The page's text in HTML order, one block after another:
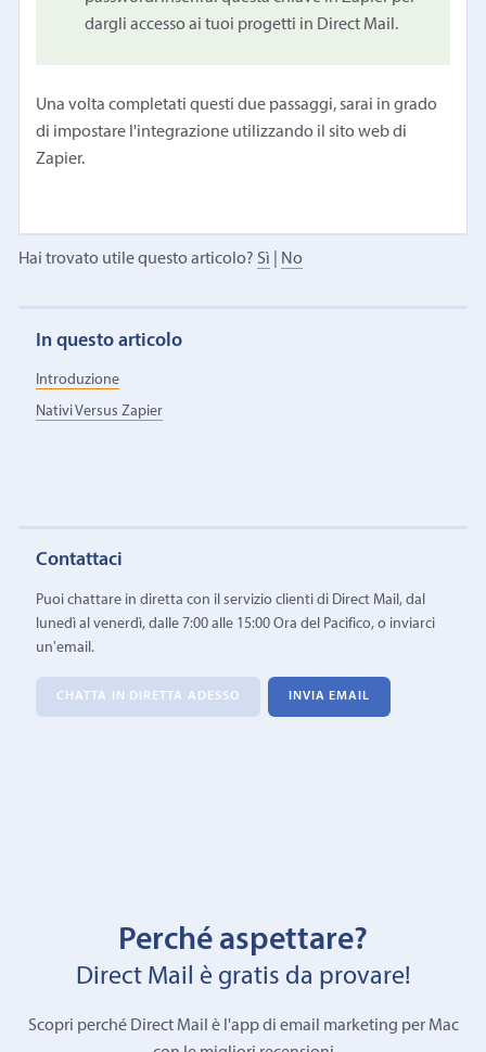
dargli accesso ai tuoi progetti in Direct Mail.
Una volta completati questi due passaggi, sarai in grado
di impostare l'integrazione utilizzando il sito web di
Zapier.
Hai trovato utile questo articolo? Sì No
In questo articolo
Introduzione
Nativi Versus Zapier
Contattaci
Puoi chattare in diretta con il servizio clienti di Direct Mail, dal
lunedì al venerdì, dalle 7:00 alle 15:00 Ora del Pacifico, o inviarci
un'email.
CHATTA IN DIRETTA ADESSO INVIA EMAIL
Perché aspettare?
Direct Mail è gratis da provare!
Scopri perché Direct Mail è l'app di email marketing per Mac